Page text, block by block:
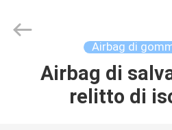
CASA
Products
Airbag di
Airbag di
relitto di